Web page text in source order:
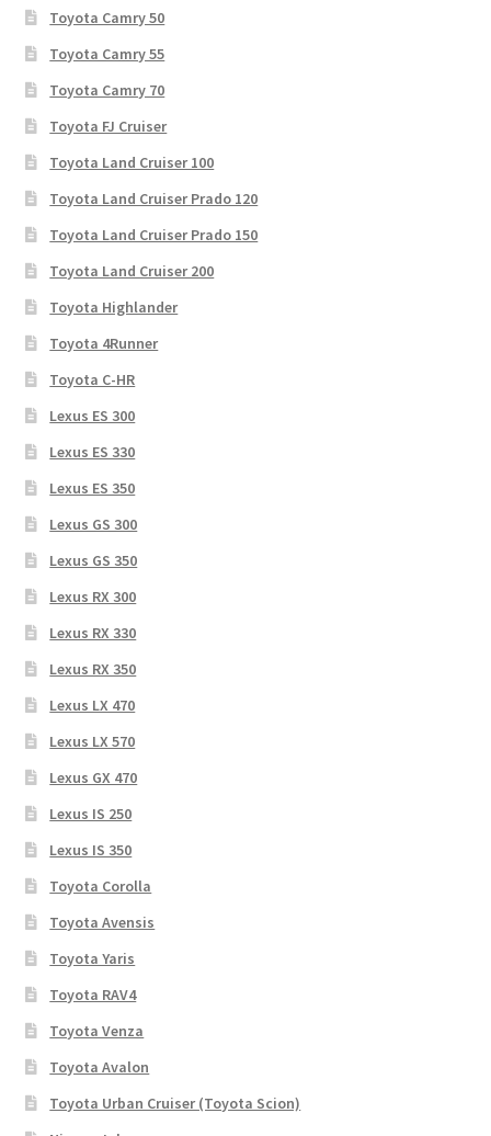
Toyota Camry 50
Toyota Camry 55
Toyota Camry 70
Toyota FJ Cruiser
Toyota Land Cruiser 100
Toyota Land Cruiser Prado 120
Toyota Land Cruiser Prado 150
Toyota Land Cruiser 200
Toyota Highlander
Toyota 4Runner
Toyota C-HR
Lexus ES 300
Lexus ES 330
Lexus ES 350
Lexus GS 300
Lexus GS 350
Lexus RX 300
Lexus RX 330
Lexus RX 350
Lexus LX 470
Lexus LX 570
Lexus GX 470
Lexus IS 250
Lexus IS 350
Toyota Corolla
Toyota Avensis
Toyota Yaris
Toyota RAV4
Toyota Venza
Toyota Avalon
Toyota Urban Cruiser (Toyota Scion)